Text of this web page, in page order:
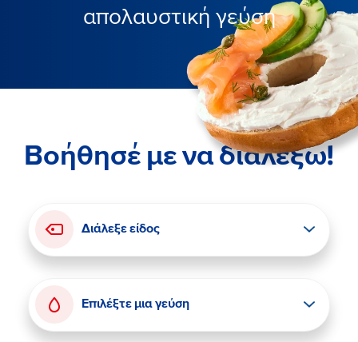
απολαυστική γεύση
Βοήθησέ με να διαλέξω!
Διάλεξε είδος
Επιλέξτε μια γεύση